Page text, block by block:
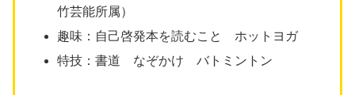
竹芸能所属）
趣味：自己啓発本を読むこと ホットヨガ
特技：書道 なぞかけ バトミントン